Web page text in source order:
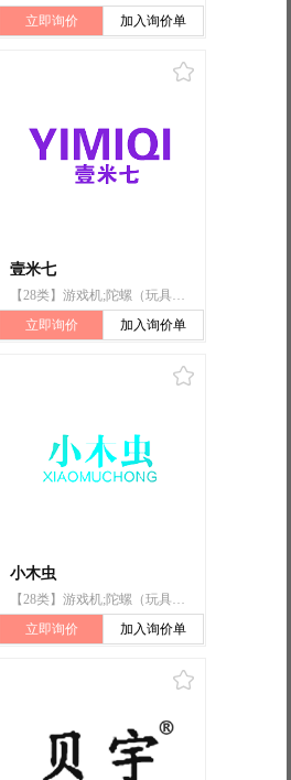
立即询价
加入询价单
壹米七
【28类】游戏机;陀螺（玩具）;国际象棋;羽毛球;锻炼身体器械;滑雪板;拳击手套;圣诞树架;钓鱼用具;遥控玩具汽车
立即询价
加入询价单
小木虫
【28类】游戏机;陀螺（玩具）;国际象棋;羽毛球;锻炼身体器械;滑雪板;拳击手套;圣诞树架;钓鱼用具;遥控玩具汽车
立即询价
加入询价单